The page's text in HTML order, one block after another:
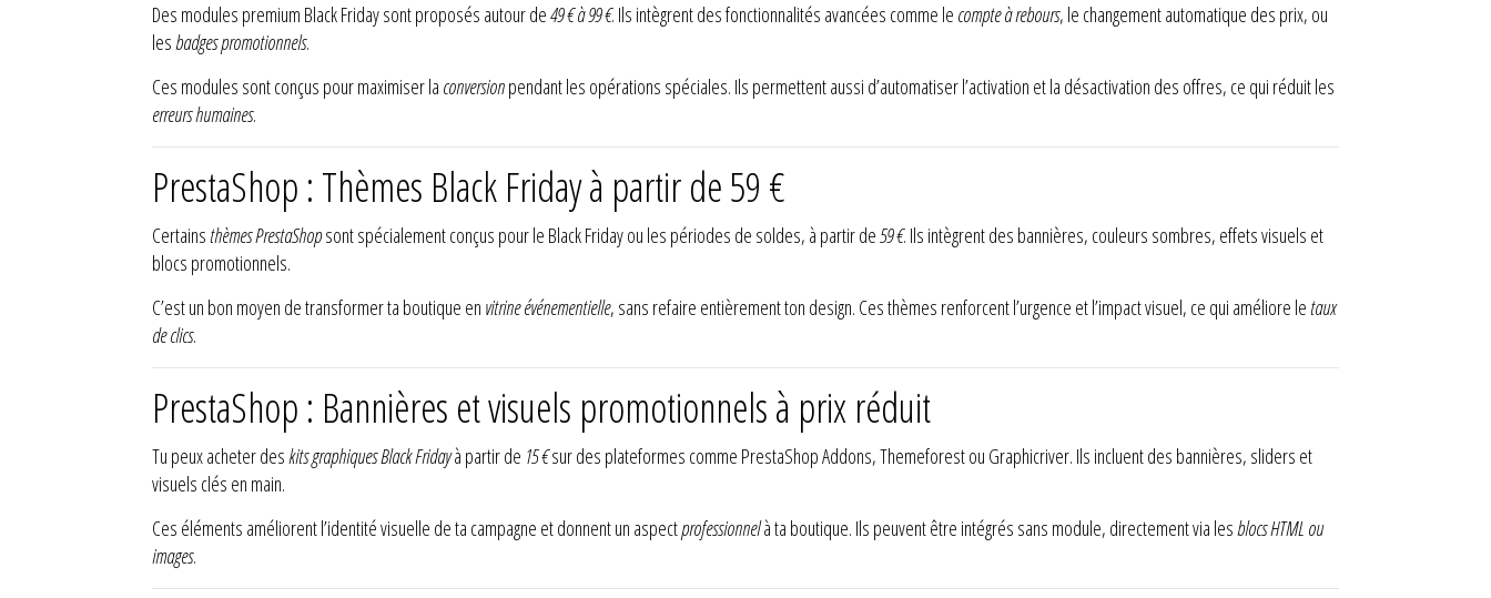
Des modules premium Black Friday sont proposés autour de49 € à 99 €. Ils intègrent des fonctionnalités avancées comme le compte à rebours, le changement automatique des prix, ou
lesbadges promotionnels.
Ces modules sont conçus pour maximiser la conversionpendant les opérations spéciales. Ils permettent aussi d’automatiser l’activation et la désactivation des offres, ce qui réduit les
erreurs humaines.
PrestaShop : Thèmes Black Friday à partir de 59 €
Certainsthèmes PrestaShopsont spécialement conçus pour le Black Friday ou les périodes de soldes, à partir de59 €. Ils intègrent des bannières, couleurs sombres, effets visuels et
blocs promotionnels.
C’est un bon moyen de transformer ta boutique en vitrine événementielle, sans refaire entièrement ton design. Ces thèmes renforcent l’urgence et l’impact visuel, ce qui améliore letaux
de clics.
PrestaShop : Bannières et visuels promotionnels à prix réduit
Tu peux acheter deskits graphiques Black Fridayà partir de 15 €sur des plateformes comme PrestaShop Addons, Themeforest ou Graphicriver. Ils incluent des bannières, sliders et
visuels clés en main.
Ces éléments améliorent l’identité visuelle de ta campagne et donnent un aspectprofessionnelà ta boutique. Ils peuvent être intégrés sans module, directement via lesblocs HTML ou
images.